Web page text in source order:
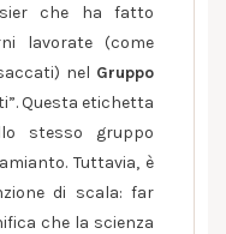
che ha fatto
lavorate (come
nel Gruppo
Questa etichetta
stesso gruppo
Tuttavia, è
di scala: far
che la scienza